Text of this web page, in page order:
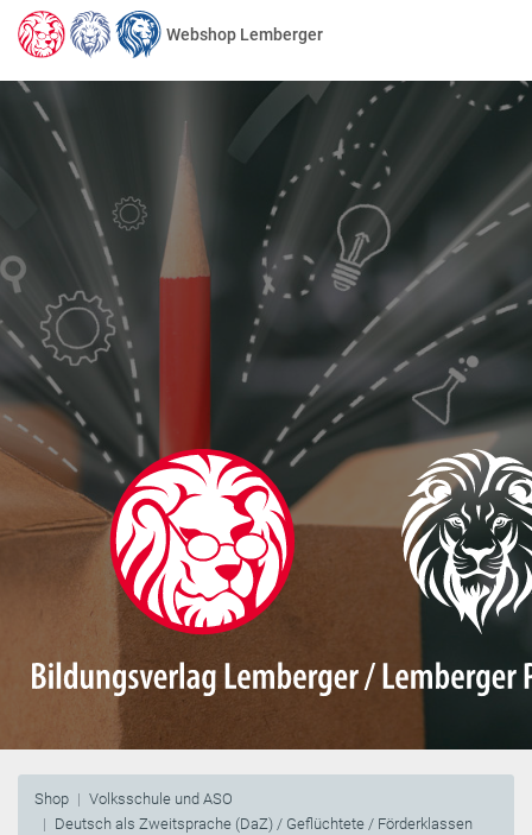
Webshop Lemberger
Shop
Volksschule und ASO
Deutsch als Zweitsprache (DaZ) / Geflüchtete / Förderklassen